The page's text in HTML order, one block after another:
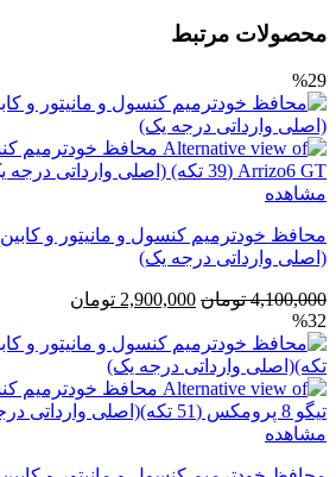
محصولات مرتبط
%29
مشاهده
(اصلی وارداتی درجه یک)
4,100,000 تومان قیمت
4,100,000 تومان
بود.
2,900,000 تومان
%32
مشاهده